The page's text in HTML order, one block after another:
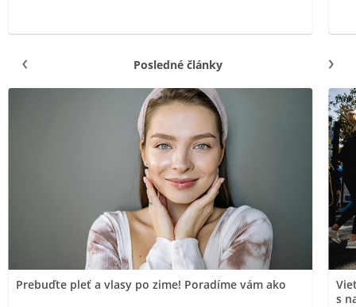
Posledné články
Prebuďte pleť a vlasy po zime! Poradíme vám ako
s